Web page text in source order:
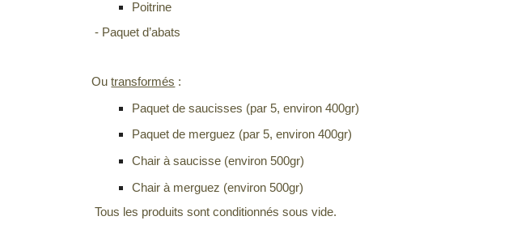
Poitrine
- Paquet d’abats
Outransformés :
Paquet de saucisses (par 5, environ 400gr)
Paquet de merguez (par 5, environ 400gr)
Chair à saucisse (environ 500gr)
Chair à merguez (environ 500gr)
Tous les produits sont conditionnés sous vide.